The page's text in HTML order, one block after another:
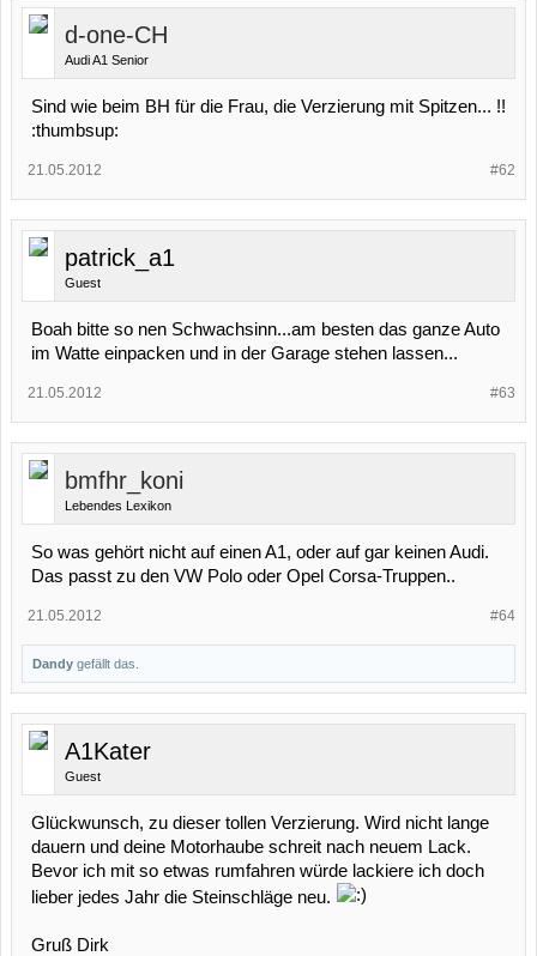
d-one-CH
Audi A1 Senior
Sind wie beim BH für die Frau, die Verzierung mit Spitzen... !!
:thumbsup:
#62
21.05.2012
patrick_a1
Guest
Boah bitte so nen Schwachsinn...am besten das ganze Auto
im Watte einpacken und in der Garage stehen lassen...
#63
21.05.2012
bmfhr_koni
Lebendes Lexikon
So was gehört nicht auf einen A1, oder auf gar keinen Audi.
Das passt zu den VW Polo oder Opel Corsa-Truppen..
#64
21.05.2012
Dandy gefällt das.
A1Kater
Guest
Glückwunsch, zu dieser tollen Verzierung. Wird nicht lange
dauern und deine Motorhaube schreit nach neuem Lack.
Bevor ich mit so etwas rumfahren würde lackiere ich doch
lieber jedes Jahr die Steinschläge neu.
Gruß Dirk